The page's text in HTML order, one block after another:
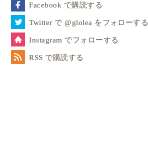
Facebook で購読する
Twitter で @glolea をフォローする
Instagram でフォローする
RSS で購読する